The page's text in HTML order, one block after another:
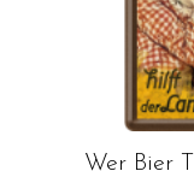
Wer Bier